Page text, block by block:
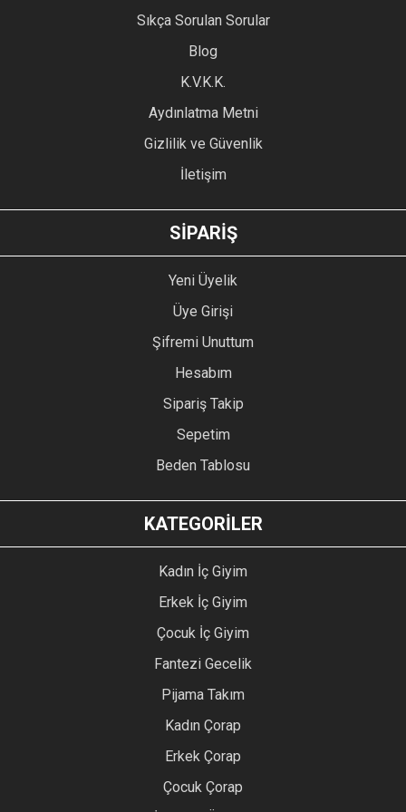
Ürün açıklamasında eksik bilgiler bulunuyor.
Ürün bilgilerinde hatalar bulunuyor.
Ürün fiyatı diğer sitelerden daha pahalı.
GÖNDER
Sıkça Sorulan Sorular
Blog
K.V.K.K.
Aydınlatma Metni
Gizlilik ve Güvenlik
İletişim
SİPARİŞ
Yeni Üyelik
Üye Girişi
Şifremi Unuttum
Hesabım
Sipariş Takip
Sepetim
Beden Tablosu
KATEGORİLER
Kadın İç Giyim
Erkek İç Giyim
Çocuk İç Giyim
Fantezi Gecelik
Pijama Takım
Kadın Çorap
Erkek Çorap
Çocuk Çorap